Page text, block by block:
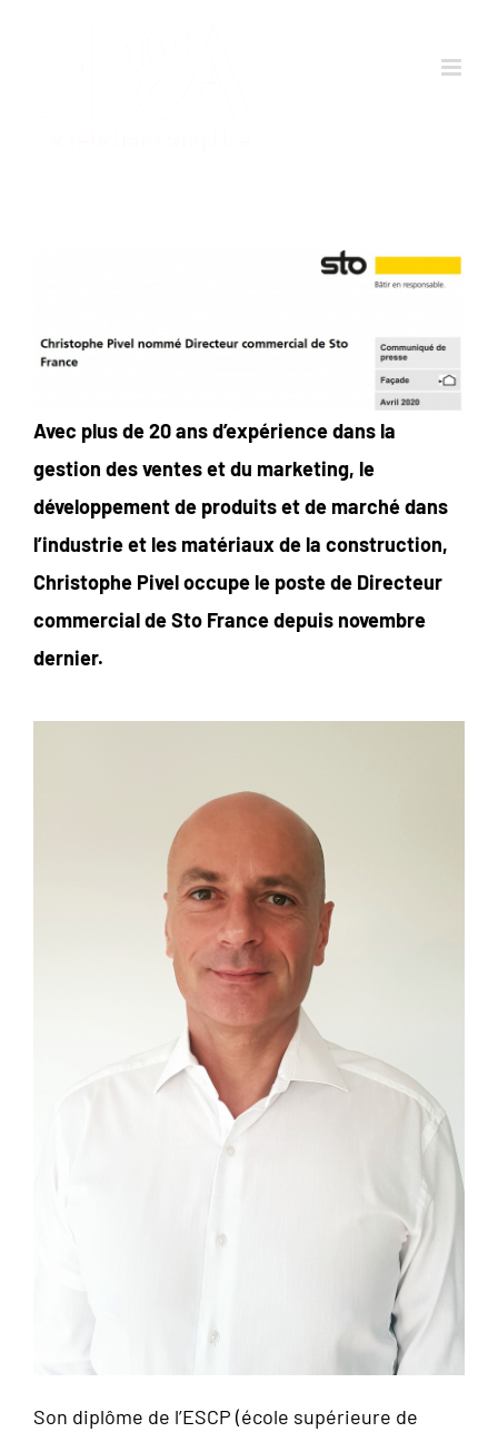
Avec plus de 20 ans d’expérience dans la
gestion des ventes et du marketing, le
développement de produits et de marché dans
l’industrie et les matériaux de la construction,
Christophe Pivel occupe le poste de Directeur
commercial de Sto France depuis novembre
dernier.
Son diplôme de l’ESCP (école supérieure de